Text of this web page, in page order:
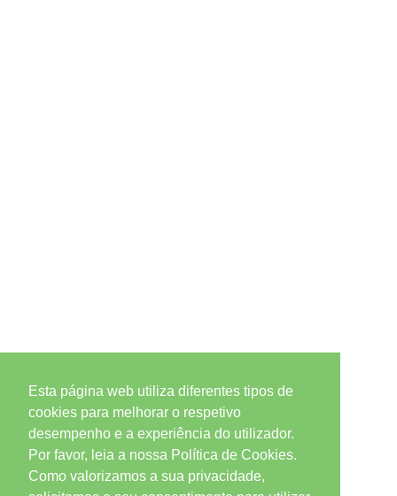
Esta página web utiliza diferentes tipos de
cookies para melhorar o respetivo
desempenho e a experiência do utilizador.
Por favor, leia a nossa Política de Cookies.
Como valorizamos a sua privacidade,